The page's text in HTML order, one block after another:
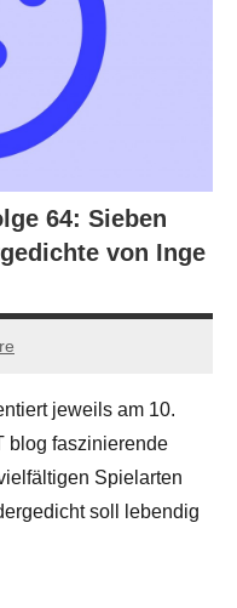
64: Sieben
von Inge
jeweils am 10.
blog faszinierende
Spielarten
soll lebendig